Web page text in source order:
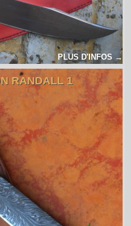
PLUS D'INFOS →
RANDALL 1